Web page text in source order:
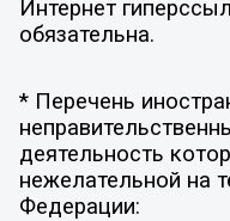
Интернет
обязательна.
* Перечень
деятельность
нежелательной на
Федерации: